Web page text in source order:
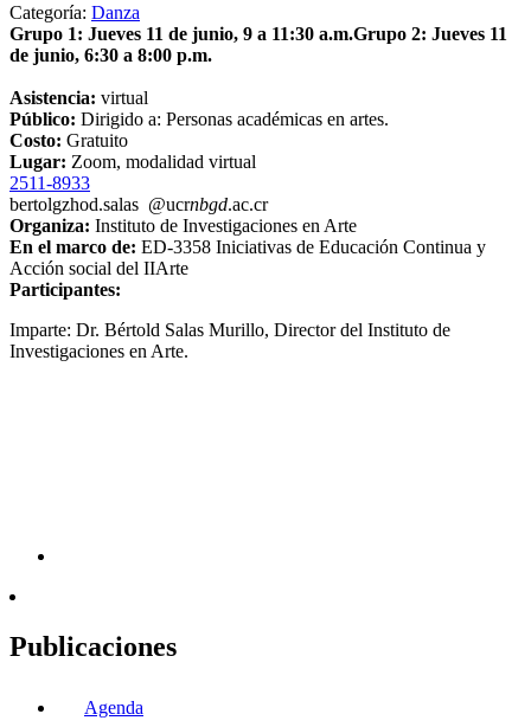
Categoría: Danza
Grupo 1: Jueves 11 de junio, 9 a 11:30 a.m.Grupo 2: Jueves 11
de junio, 6:30 a 8:00 p.m.
Asistencia: virtual
Público: Dirigido a: Personas académicas en artes.
Costo: Gratuito
Lugar: Zoom, modalidad virtual
2511-8933
bertolgzhod.salas @ucrnbgd.ac.cr
Organiza: Instituto de Investigaciones en Arte
En el marco de: ED-3358 Iniciativas de Educación Continua y
Acción social del IIArte
Participantes:
Imparte: Dr. Bértold Salas Murillo, Director del Instituto de
Investigaciones en Arte.
Publicaciones
Agenda